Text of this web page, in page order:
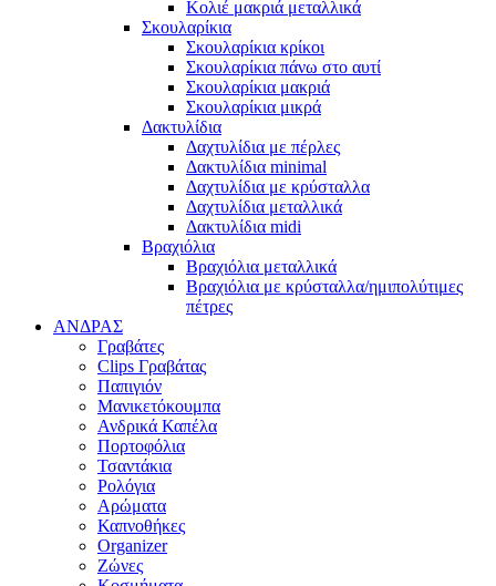
Κολιέ μακριά μεταλλικά
Σκουλαρίκια
Σκουλαρίκια κρίκοι
Σκουλαρίκια πάνω στο αυτί
Σκουλαρίκια μακριά
Σκουλαρίκια μικρά
Δακτυλίδια
Δαχτυλίδια με πέρλες
Δακτυλίδια minimal
Δαχτυλίδια με κρύσταλλα
Δαχτυλίδια μεταλλικά
Δακτυλίδια midi
Βραχιόλια
Βραχιόλια μεταλλικά
Βραχιόλια με κρύσταλλα/ημιπολύτιμες
πέτρες
ΑΝΔΡΑΣ
Γραβάτες
Clips Γραβάτας
Παπιγιόν
Μανικετόκουμπα
Ανδρικά Καπέλα
Πορτοφόλια
Τσαντάκια
Ρολόγια
Αρώματα
Καπνοθήκες
Organizer
Ζώνες